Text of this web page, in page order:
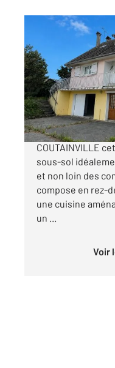
AGON
, 6
Ref : 16089
Maison à
833
Century 21 Royer
COUTAINVILLE
sous-sol
et non loin des
compose en rez-
une cuisine
un ...